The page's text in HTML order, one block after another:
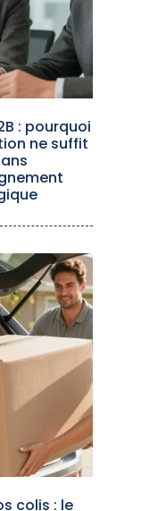
: pourquoi
ne suffit
colis : le